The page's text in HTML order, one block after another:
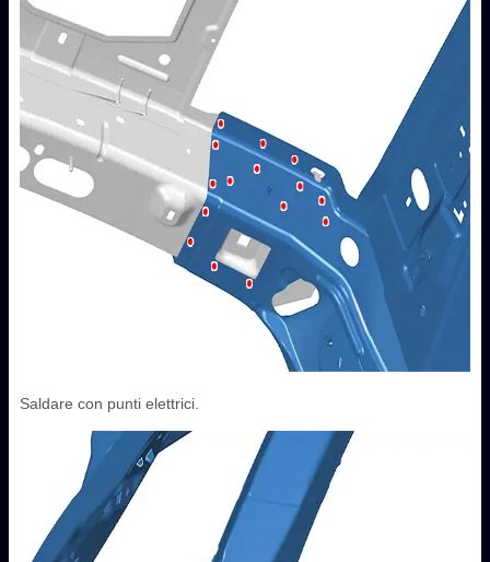
Saldare con punti elettrici.